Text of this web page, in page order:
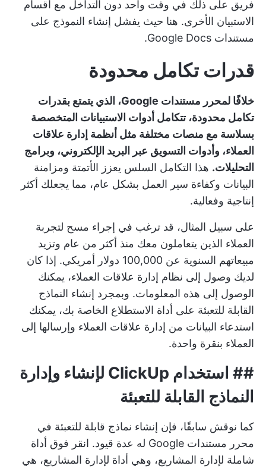
فريق على ذلك في وقت واحد دون التداخل مع أقسام
الاستبيان الأخرى. هنا حيث يفشل إنشاء النموذج على
مستندات Google Docs.
قدرات تكامل محدودة
خلافًا لمحرر مستندات Google، الذي يتمتع بقدرات
تكامل محدودة، تتكامل أدوات الاستبيانات المتخصصة
بسلاسة مع منصات مختلفة مثل أنظمة إدارة علاقات
العملاء، وأدوات التسويق عبر البريد الإلكتروني، وبرامج
التحليلات. هذا التكامل السلس يعزز الأتمتة ومزامنة
البيانات وكفاءة سير العمل بشكل عام، مما يجعلك أكثر
إنتاجية وفعالية.
على سبيل المثال، قد ترغب في إجراء مسح لتجربة
العملاء الذين يتعاملون معك منذ أكثر من عام وتزيد
مبيعاتهم السنوية عن 100,000 دولار أمريكي. إذا كان
لديك وصول إلى نظام إدارة علاقات العملاء، يمكنك
الوصول إلى هذه المعلومات. وبمجرد إنشاء النماذج
القابلة للتعبئة على أداة الاستطلاع الخاصة بك، يمكنك
استدعاء البيانات من إدارة علاقات العملاء وإرسالها إلى
العملاء بنقرة واحدة.
## استخدام ClickUp لإنشاء وإدارة
النماذج القابلة للتعبئة
كما نوقش سابقًا، فإن إنشاء نماذج قابلة للتعبئة في
محرر مستندات Google له عدة قيود.
انقر فوق أداة
شاملة لإدارة المشاريع، وهي أداة لإدارة المشاريع، هي